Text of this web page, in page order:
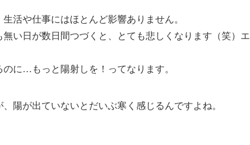
活や仕事にはほとんど影響ありません。
い日が数日間つづくと、とても悲しくなります （笑）エ
に…もっと陽射しを！ってなります。
陽が出ていないとだいぶ寒く感じる んですよね。